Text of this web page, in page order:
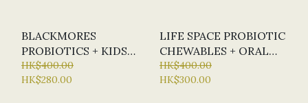
BLACKMORES
PROBIOTICS + KIDS
DAILY 30 X 1.3G 口服粉
袋
HK$400.00
HK$280.00
LIFE SPACE PROBIOTIC
CHEWABLES + ORAL
HEALTH 益生菌咀嚼錠 +
口腔健康 X 30片
HK$400.00
HK$300.00